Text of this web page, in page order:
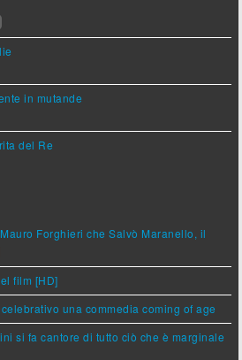
in mutande
del Re
Forghieri che Salvò Maranello, il
film [HD]
una commedia coming of age
si fa cantore di tutto ciò che è marginale